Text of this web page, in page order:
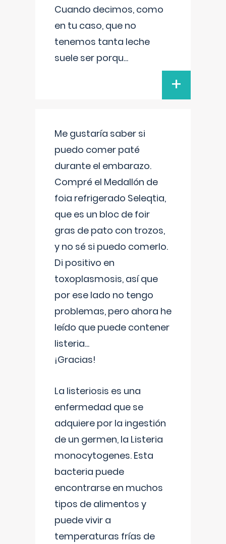
Cuando decimos, como
en tu caso, que no
tenemos tanta leche
suele ser porqu...
+
Me gustaría saber si
puedo comer paté
durante el embarazo.
Compré el Medallón de
foia refrigerado Seleqtia,
que es un bloc de foir
gras de pato con trozos,
y no sé si puedo comerlo.
Di positivo en
toxoplasmosis, así que
por ese lado no tengo
problemas, pero ahora he
leído que puede contener
listeria...
¡Gracias!
La listeriosis es una
enfermedad que se
adquiere por la ingestión
de un germen, la Listeria
monocytogenes. Esta
bacteria puede
encontrarse en muchos
tipos de alimentos y
puede vivir a
temperaturas frías de